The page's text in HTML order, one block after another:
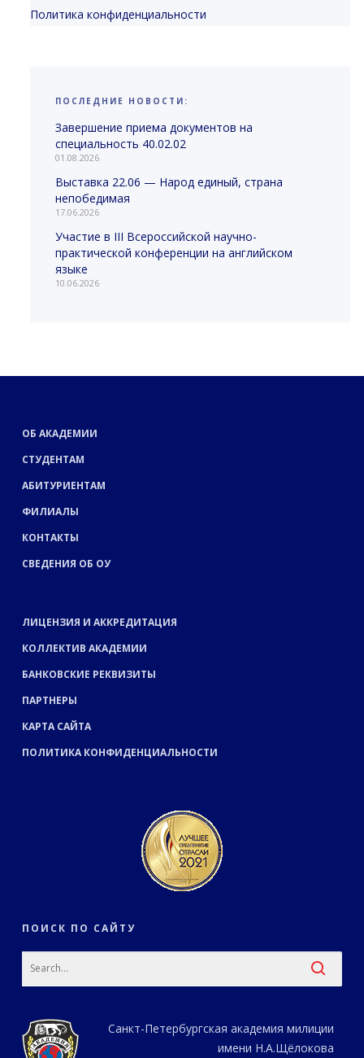
Политика конфиденциальности
ПОСЛЕДНИЕ НОВОСТИ:
Завершение приема документов на
специальность 40.02.02
01.08.2026
Выставка 22.06 — Народ единый, страна
непобедимая
17.06.2026
Участие в III Всероссийской научно-
практической конференции на английском
языке
10.06.2026
ОБ АКАДЕМИИ
СТУДЕНТАМ
АБИТУРИЕНТАМ
ФИЛИАЛЫ
КОНТАКТЫ
СВЕДЕНИЯ ОБ ОУ
ЛИЦЕНЗИЯ И АККРЕДИТАЦИЯ
КОЛЛЕКТИВ АКАДЕМИИ
БАНКОВСКИЕ РЕКВИЗИТЫ
ПАРТНЕРЫ
КАРТА САЙТА
ПОЛИТИКА КОНФИДЕНЦИАЛЬНОСТИ
ПОИСК ПО САЙТУ
Санкт-Петербургская академия милиции
имени Н.А.Щёлокова